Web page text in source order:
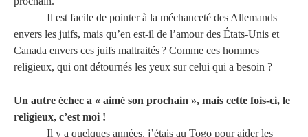
Il est facile de pointer à la méchanceté des Allemands
envers les juifs, mais qu’en est-il de l’amour des États-Unis et
Canada envers ces juifs maltraités ? Comme ces hommes
religieux, qui ont détournés les yeux sur celui qui a besoin ?
Un autre échec a « aimé son prochain », mais cette fois-ci, le
religieux, c’est moi !
Il y a quelques années, j’étais au Togo pour aider les